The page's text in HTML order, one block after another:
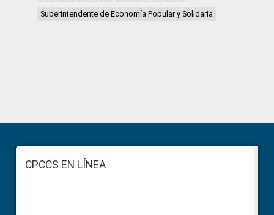
Superintendente de Economía Popular y Solidaria
Sidebar
FooterCPCCS EN LÍNEA